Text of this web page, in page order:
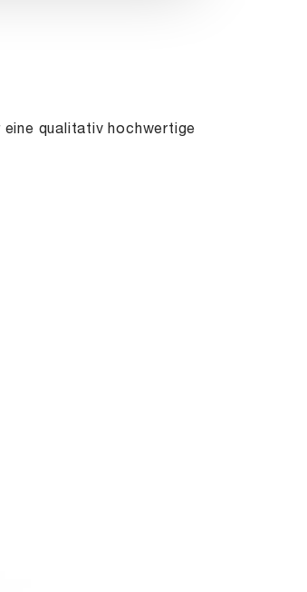
qualitativ hochwertige